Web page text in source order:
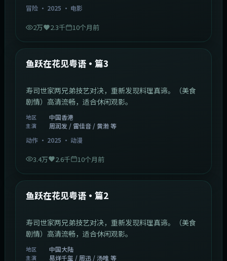
冒险· 2025 · 电影
2万 2.3千 10个月前
最新
鱼跃在花见粤语·篇3
寿司世家两兄弟技艺对决，重新发现料理真谛。（美食
剧情）高清流畅，适合休闲观影。
地区 中国香港
主演
周润发 / 雷佳音 / 黄渤 等
动作· 2025 · 动漫
3.4万 2.6千 10个月前
最新
鱼跃在花见粤语·篇2
寿司世家两兄弟技艺对决，重新发现料理真谛。（美食
剧情）高清流畅，适合休闲观影。
地区 中国大陆
主演
易烊千玺 / 周迅 / 汤唯 等